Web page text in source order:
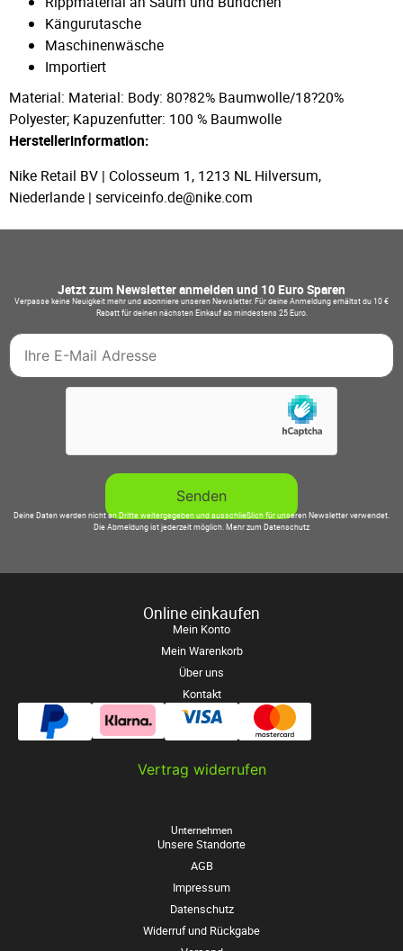
Kängurutasche
Maschinenwäsche
Importiert
Material: Material: Body: 80?82% Baumwolle/18?20%
Polyester; Kapuzenfutter: 100 % Baumwolle
Herstellerinformation:
Nike Retail BV | Colosseum 1, 1213 NL Hilversum,
Niederlande | serviceinfo.de@nike.com
Jetzt zum Newsletter anmelden und 10 Euro Sparen
Verpasse keine Neuigkeit mehr und abonniere unseren Newsletter. Für deine Anmeldung erhältst du 10 €
Rabatt für deinen nächsten Einkauf ab mindestens 25 Euro.
Deine Daten werden nicht an Dritte weitergegeben und ausschließlich für unseren Newsletter verwendet.
Die Abmeldung ist jederzeit möglich.Mehr zum Datenschutz
Online einkaufen
Mein Konto
Mein Warenkorb
Über uns
Kontakt
Vertrag widerrufen
Unternehmen
Unsere Standorte
AGB
Impressum
Datenschutz
Widerruf und Rückgabe